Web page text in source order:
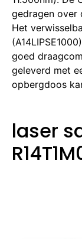
gedragen over
Het
goed
geleverd met
opbergdoos
laser